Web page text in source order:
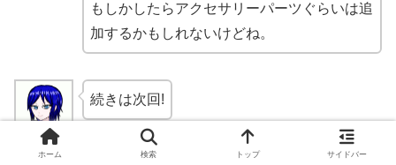
もしかしたらアクセサリーパーツぐらいは追
加するかもしれないけどね。
レーナ
続きは次回!
ホーム 検索 トップ サイドバー